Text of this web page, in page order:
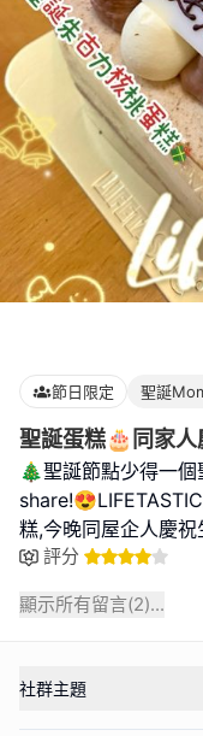
節日限定 聖誕
聖誕蛋糕🎂同家
🎄聖誕節點少得一
糕,今晚同屋企人慶
評分
顯示所有留言(2)...
社群主題